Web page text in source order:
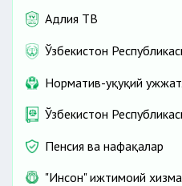
Адлия ТВ
Ўзбекистон
Норматив-ҳуқуқий
Ўзбекистон
Пенсия ва нафақалар
"Инсон" ижтимоий